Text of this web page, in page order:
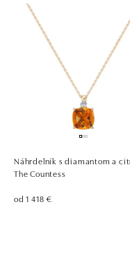
Náhrdelník s diamantom a
The Countess
od 1 418 €